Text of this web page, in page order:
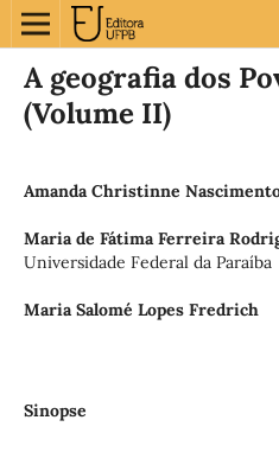
A geografia dos
(Volume II)
Amanda Christinne
Maria de Fátima Ferreira
Universidade Federal da Paraíba
Maria Salomé Lopes Fredrich
Sinopse